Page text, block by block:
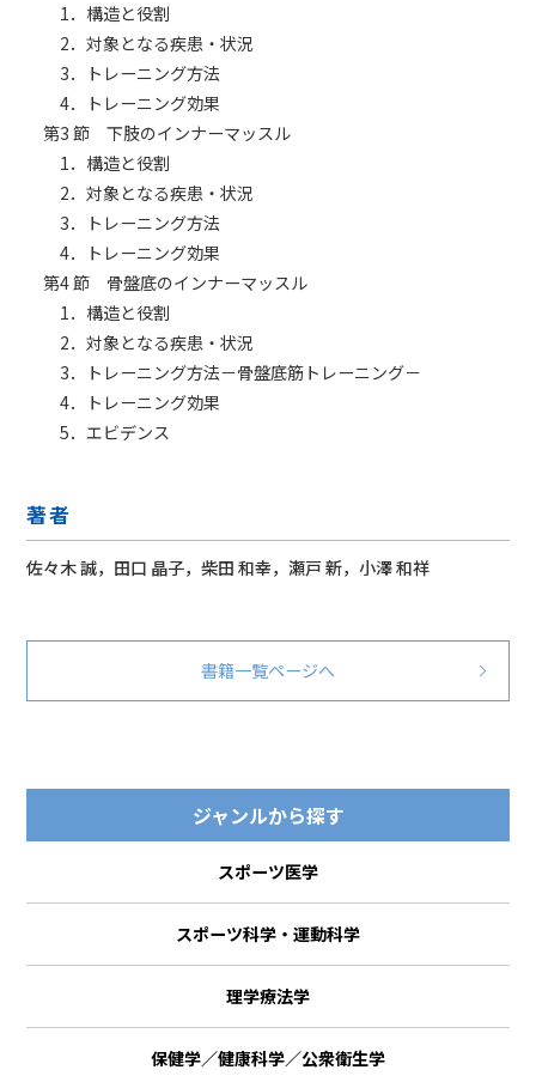
1．構造と役割
2．対象となる疾患・状況
3．トレーニング方法
4．トレーニング効果
第3 節 下肢のインナーマッスル
1．構造と役割
2．対象となる疾患・状況
3．トレーニング方法
4．トレーニング効果
第4 節 骨盤底のインナーマッスル
1．構造と役割
2．対象となる疾患・状況
3．トレーニング方法－骨盤底筋トレーニング－
4．トレーニング効果
5．エビデンス
著者
佐々木 誠，田口 晶子，柴田 和幸，瀬戸 新，小澤 和祥
書籍一覧ページへ
ジャンルから探す
スポーツ医学
スポーツ科学・運動科学
理学療法学
保健学／健康科学／公衆衛生学